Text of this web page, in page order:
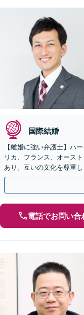
国際結婚
【離婚に強い弁護士】ハ
リカ、フランス、オース
あり。互いの文化を尊重
1分】【オンライン面談
電話でお問い合